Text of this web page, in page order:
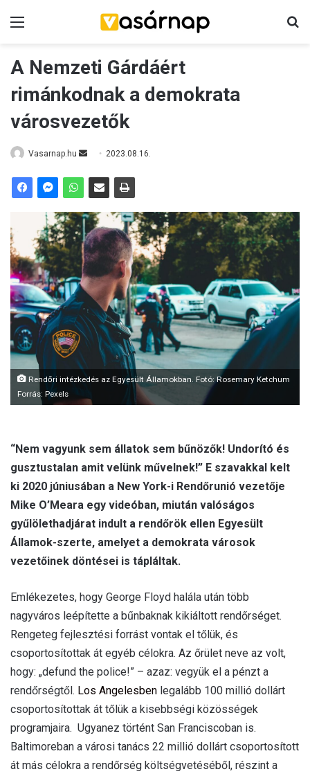
A Nemzeti Gárdáért
rimánkodnak a demokrata
városvezetők
Vasarnap.hu
a
n
e
a
l
2023.08.16.
Rendőri intézkedés az Egyesült Államokban. Fotó: Rosemary Ketchum
Forrás: Pexels
“Nem vagyunk sem állatok sem bűnözők! Undorító és
gusztustalan amit velünk művelnek!” E szavakkal kelt
ki 2020 júniusában a New York-i Rendőrunió vezetője
Mike O’Meara egy videóban, miután valóságos
gyűlölethadjárat indult a rendőrök ellen Egyesült
Államok-szerte, amelyet a demokrata városok
vezetőinek döntései is tápláltak.
Emlékezetes, hogy George Floyd halála után több
nagyváros leépítette a bűnbaknak kikiáltott rendőrséget.
Rengeteg fejlesztési forrást vontak el tőlük, és
csoportosítottak át egyéb célokra. Az őrület neve az volt,
hogy: „defund the police!” – azaz: vegyük el a pénzt a
rendőrségtől. Los Angelesben legalább 100 millió dollárt
csoportosítottak át tőlük a kisebbségi közösségek
programjaira. Ugyanez történt San Franciscoban is.
Baltimoreban a városi tanács 22 millió dollárt csoportosított
át más célokra a rendőrség költségvetéséből, részint a